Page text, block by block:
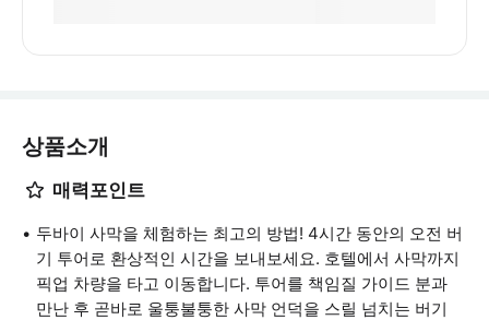
상품소개
매력포인트
두바이 사막을 체험하는 최고의 방법! 4시간 동안의 오전 버
기 투어로 환상적인 시간을 보내보세요. 호텔에서 사막까지
픽업 차량을 타고 이동합니다. 투어를 책임질 가이드 분과
만난 후 곧바로 울퉁불퉁한 사막 언덕을 스릴 넘치는 버기